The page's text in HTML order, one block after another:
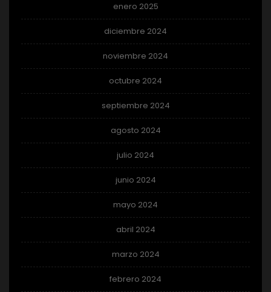
enero 2025
diciembre 2024
noviembre 2024
octubre 2024
septiembre 2024
agosto 2024
julio 2024
junio 2024
mayo 2024
abril 2024
marzo 2024
febrero 2024